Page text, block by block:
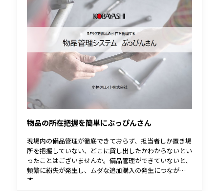
物品の所在把握を簡単にぶっぴんさん
現場内の備品管理が徹底できておらず、担当者しか置き場
所を把握していない、どこに貸し出したかわからないとい
ったことはございませんか。備品管理ができていないと、
頻繁に紛失が発生し、ムダな追加購入の発生につながりま
す。